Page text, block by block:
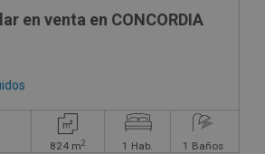
en venta en CONCORDIA
824 m2 1 Hab. 1 Baños